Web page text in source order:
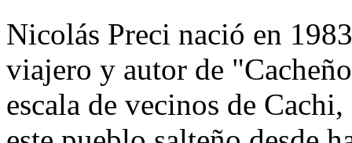
Nicolás Preci nació en
viajero y autor de
escala de vecinos de